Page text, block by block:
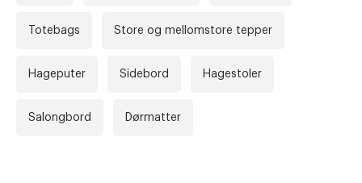
Totebags Store og mellomstore tepper
Hageputer Sidebord Hagestoler
Salongbord Dørmatter